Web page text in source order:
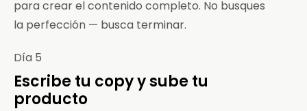
para crear el contenido completo. No busques
la perfección — busca terminar.
Día 5
Escribe tu copy y sube tu
producto